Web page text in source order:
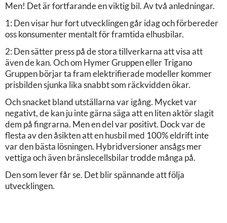
Men! Det är fortfarande en viktig bil. Av två anledningar.
1: Den visar hur fort utvecklingen går idag och förbereder
oss konsumenter mentalt för framtida elhusbilar.
2: Den sätter press på de stora tillverkarna att visa att
även de kan. Och om Hymer Gruppen eller Trigano
Gruppen börjar ta fram elektrifierade modeller kommer
prisbilden sjunka lika snabbt som räckvidden ökar.
Och snacket bland utställarna var igång. Mycket var
negativt, de kan ju inte gärna säga att en liten aktör slagit
dem på fingrarna. Men en del var positivt. Dock var de
flesta av den åsikten att en husbil med 100% eldrift inte
var den bästa lösningen. Hybridversioner ansågs mer
vettiga och även bränslecellsbilar trodde många på.
Den som lever får se. Det blir spännande att följa
utvecklingen.